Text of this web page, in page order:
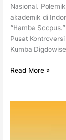
Nasional.
akademik di
“Hamba
Pusat
Kumba
Read More »